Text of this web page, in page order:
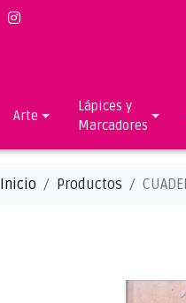
Arte
Lápices y
Marcadores
Inicio Productos